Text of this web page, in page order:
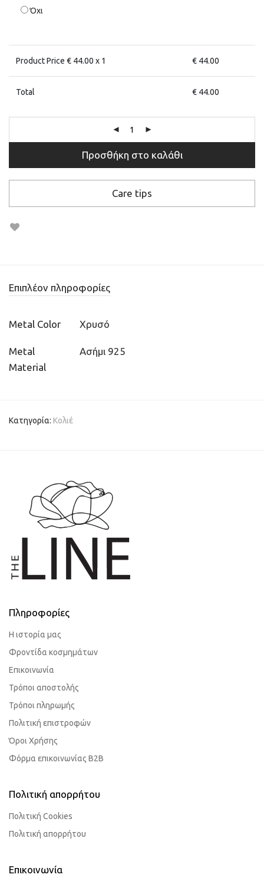
Όχι
Product Price € 44.00 x 1 € 44.00
Total € 44.00
Προσθήκη στο καλάθι
Care tips
Επιπλέον πληροφορίες
Metal Color Χρυσό
Metal
Material
Ασήμι 925
Κατηγορία: Κολιέ
Πληροφορίες
Η ιστορία μας
Φροντίδα κοσμημάτων
Επικοινωνία
Τρόποι αποστολής
Τρόποι πληρωμής
Πολιτική επιστροφών
Όροι Χρήσης
Φόρμα επικοινωνίας B2B
Πολιτική απορρήτου
Πολιτική Cookies
Πολιτική απορρήτου
Επικοινωνία